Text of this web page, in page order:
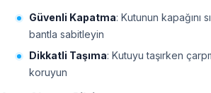
Güvenli Kapatma: Kutunun kapağını
bantla sabitleyin
Dikkatli Taşıma: Kutuyu taşırken
koruyun